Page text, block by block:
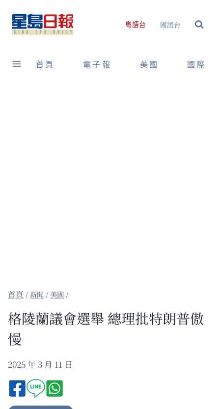
content
粵語台 國語台
首頁 電子報 美國 國際
/新聞 / 美國 /
格陵蘭議會選舉 總理批特朗普傲
慢
2025 年 3 月 11 日